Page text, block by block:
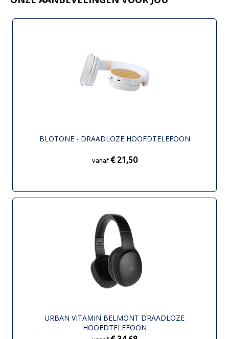
BLOTONE - DRAADLOZE HOOFDTELEFOON
vanaf € 21,50
URBAN VITAMIN BELMONT DRAADLOZE
HOOFDTELEFOON